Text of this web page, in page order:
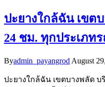
ปะยางใกล้ฉัน เขต
24 ชม. ทุกประเภ
Byadmin_payangrodAugust
ปะยางใกล้ฉัน เขตบางพลัด บ